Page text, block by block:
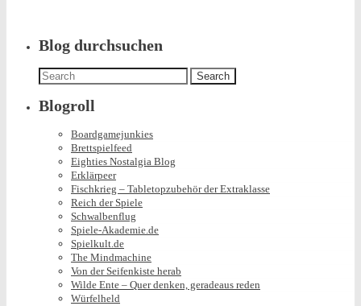
Blog durchsuchen
Search
for:
Blogroll
Boardgamejunkies
Brettspielfeed
Eighties Nostalgia Blog
Erklärpeer
Fischkrieg – Tabletopzubehör der Extraklasse
Reich der Spiele
Schwalbenflug
Spiele-Akademie.de
Spielkult.de
The Mindmachine
Von der Seifenkiste herab
Wilde Ente – Quer denken, geradeaus reden
Würfelheld